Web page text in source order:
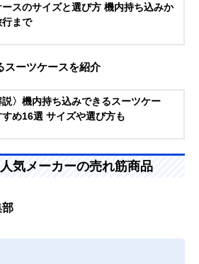
ースのサイズと選び方 機内持ち込みか
行まで
ーツケースを紹介
説〉機内持ち込みできるスーツケー
すめ16選 サイズや選び方も
気メーカーの売れ筋商品